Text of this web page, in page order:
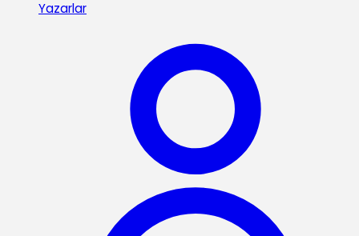
Yazarlar